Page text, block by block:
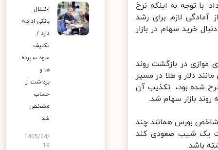
توجه به اینکه نرخ
لازم برای رشد
خرید سهام در بازار
موازی در بازگشت روند
دلار و طلا در مسیر
شده بود، تکذیب آن
بازار سهام شد.
بورس همانند چند
یک شیب صعودی کند
اختلال
بانکی ادامه
دارد /
تکلیف
سود سپرده
ها و
برداشت از
حساب
مشخص
شد
1405/04/
19